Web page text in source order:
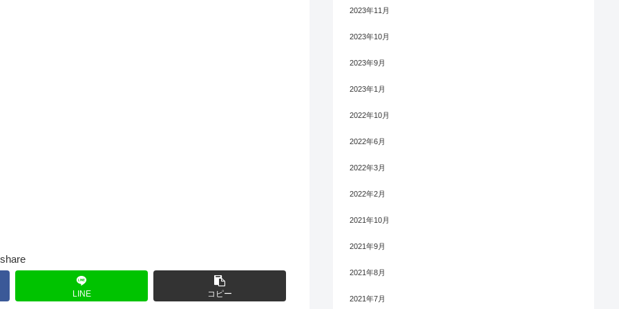
share
LINE コピー
2023年11月
2023年10月
2023年9月
2023年1月
2022年10月
2022年6月
2022年3月
2022年2月
2021年10月
2021年9月
2021年8月
2021年7月